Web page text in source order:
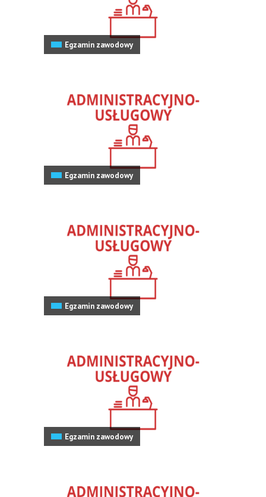
Egzamin zawodowy
Egzamin zawodowy
Egzamin zawodowy
Egzamin zawodowy